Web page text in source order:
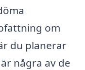
om
du planerar
några av de